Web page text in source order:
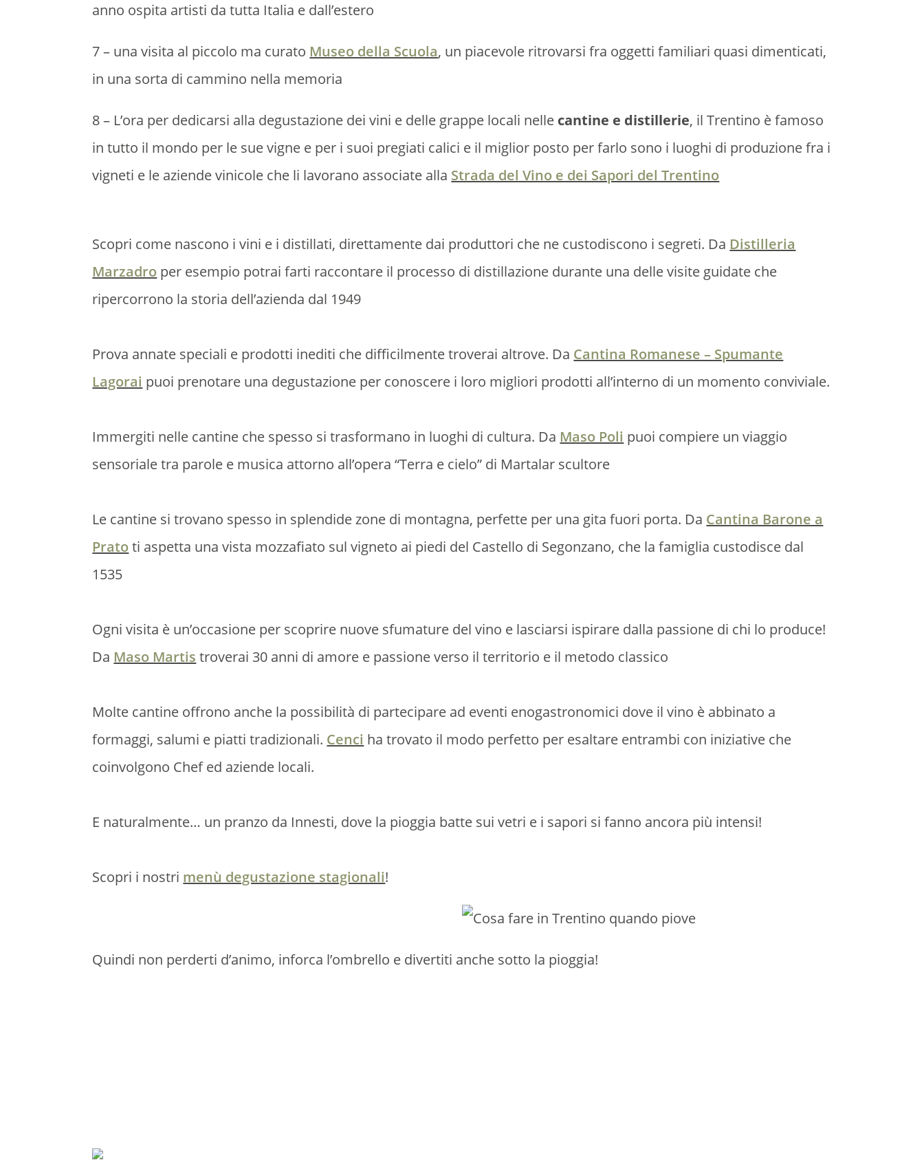
anno ospita artisti da tutta Italia e dall’estero
7 – una visita al piccolo ma curato Museo della Scuola, un piacevole ritrovarsi fra oggetti familiari quasi dimenticati,
in una sorta di cammino nella memoria
8 – L’ora per dedicarsi alla degustazione dei vini e delle grappe locali nelle cantine e distillerie, il Trentino è famoso
in tutto il mondo per le sue vigne e per i suoi pregiati calici e il miglior posto per farlo sono i luoghi di produzione fra i
vigneti e le aziende vinicole che li lavorano associate alla Strada del Vino e dei Sapori del Trentino
Scopri come nascono i vini e i distillati, direttamente dai produttori che ne custodiscono i segreti. Da Distilleria
Marzadro per esempio potrai farti raccontare il processo di distillazione durante una delle visite guidate che
ripercorrono la storia dell’azienda dal 1949
Prova annate speciali e prodotti inediti che difficilmente troverai altrove. Da Cantina Romanese – Spumante
Lagorai puoi prenotare una degustazione per conoscere i loro migliori prodotti all’interno di un momento conviviale.
Immergiti nelle cantine che spesso si trasformano in luoghi di cultura. Da Maso Poli puoi compiere un viaggio
sensoriale tra parole e musica attorno all’opera “Terra e cielo” di Martalar scultore
Le cantine si trovano spesso in splendide zone di montagna, perfette per una gita fuori porta. Da Cantina Barone a
Pratoti aspetta una vista mozzafiato sul vigneto ai piedi del Castello di Segonzano, che la famiglia custodisce dal
1535
Ogni visita è un’occasione per scoprire nuove sfumature del vino e lasciarsi ispirare dalla passione di chi lo produce!
Da Maso Martis troverai 30 anni di amore e passione verso il territorio e il metodo classico
Molte cantine offrono anche la possibilità di partecipare ad eventi enogastronomici dove il vino è abbinato a
formaggi, salumi e piatti tradizionali. Cenci ha trovato il modo perfetto per esaltare entrambi con iniziative che
coinvolgono Chef ed aziende locali.
E naturalmente… un pranzo da Innesti, dove la pioggia batte sui vetri e i sapori si fanno ancora più intensi!
Scopri i nostri menù degustazione stagionali!
Quindi non perderti d’animo, inforca l’ombrello e divertiti anche sotto la pioggia!